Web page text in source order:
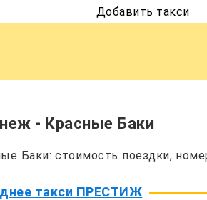
Добавить такси
- Красные Баки
Баки: стоимость поездки,
такси ПРЕСТИЖ